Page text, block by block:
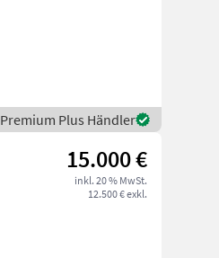
Premium Plus Händler
15.000 €
inkl. 20 % MwSt.
12.500 € exkl.